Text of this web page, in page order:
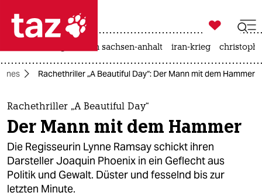
 taz zahl ich
taz zahl ich
themen
politik
öko
gesellschaft

taz zahl ich
landtagswahl in sachsen-anhalt iran-krieg
Rachethriller „A Beautiful Day“: Der Mann mit dem Hammer
Rachethriller „A Beautiful Day“
Der Mann mit dem Hammer
Die Regisseurin Lynne Ramsay schickt ihren
Darsteller Joaquin Phoenix in ein Geflecht aus
Politik und Gewalt. Düster und fesselnd bis zur
letzten Minute.